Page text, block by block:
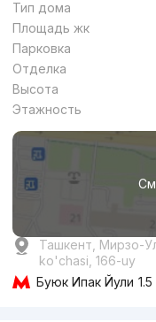
Тип дома
Площадь жк
Парковка
Отделка
Высота
Этажность
Ташкент, Мирзо-
ko'chasi, 166-uy
Буюк Ипак Йули